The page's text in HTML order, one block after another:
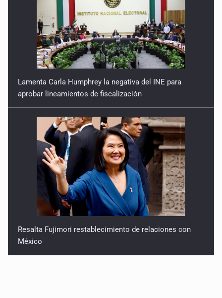
Lamenta Carla Humphrey la negativa del INE para
aprobar lineamientos de fiscalización
Resalta Fujimori restablecimiento de relaciones con
México